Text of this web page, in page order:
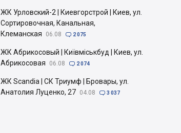
ЖК Урловский-2 | Киевгорстрой | Киев, ул.
Сортировочная, Канальная,
Клеманская
06.08  2 075
ЖК Абрикосовый | Київміськбуд | Киев, ул.
Абрикосовая
06.08  2 074
ЖК Scandia | СК Триумф | Бровары, ул.
Анатолия Луценко, 27 04.08  3 037